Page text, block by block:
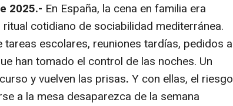
2025.- En España, la cena en familia era
cotidiano de sociabilidad mediterránea.
tareas escolares, reuniones tardías, pedidos a
han tomado el control de las noches. Un
y vuelven las prisas. Y con ellas, el riesgo
a la mesa desaparezca de la semana